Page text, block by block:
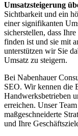
Umsatzsteigerung
Sichtbarkeit und ein
einer signifikanten
sicherstellen, dass
finden ist und sie mit
unterstützen wir Sie
Umsatz zu steigern.
Bei Nabenhauer
SEO. Wir kennen die
Handwerksbetrieben
erreichen. Unser
maßgeschneiderte
und Ihre